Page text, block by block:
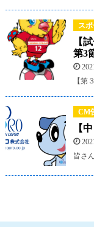
ス
【
第3
【第
CM
【
皆さ